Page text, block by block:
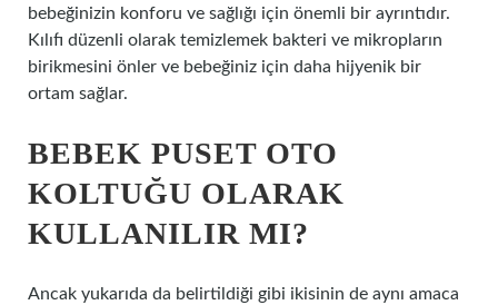
bebeğinizin konforu ve sağlığı için önemli bir ayrıntıdır.
Kılıfı düzenli olarak temizlemek bakteri ve mikropların
birikmesini önler ve bebeğiniz için daha hijyenik bir
ortam sağlar.
BEBEK PUSET OTO
KOLTUĞU OLARAK
KULLANILIR MI?
Ancak yukarıda da belirtildiği gibi ikisinin de aynı amaca